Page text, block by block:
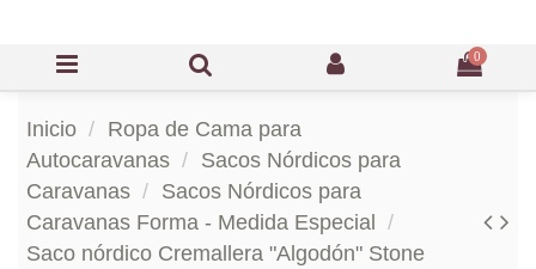
0
Inicio
Ropa de Cama para
Autocaravanas
Sacos Nórdicos para
Caravanas
Sacos Nórdicos para
Caravanas Forma - Medida Especial
Saco nórdico Cremallera "Algodón" Stone